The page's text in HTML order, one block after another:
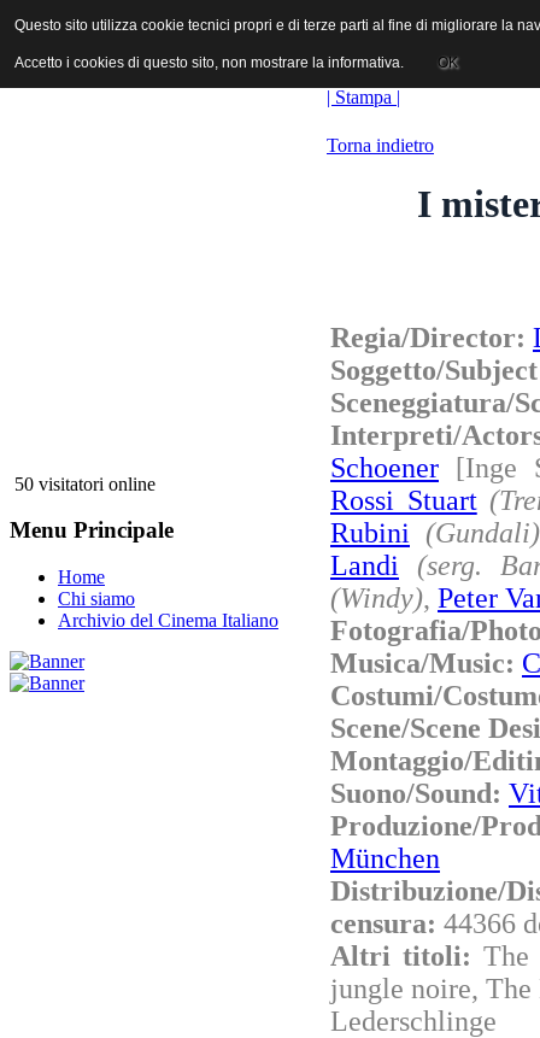
ANICA | Associazione Nazionale Industrie Cinematografiche
50 visitatori online
Menu Principale
Home
Chi siamo
Archivio del Cinema Italiano
| Stampa |
Torna indietro
I
Regia/Director:
Soggetto/
Sceneggiatura/
Interpreti/
Schoener [Inge
Rossi Stuart
Rubini
(Gundali)
Landi
(serg.
(Windy), Peter
Fotografia/
Musica/Music:
Costumi/
Scene/Scene
Montaggio/
Suono/Sound:
Produzione/
München
Distribuzione/
censura: 44366
Altri titoli: The
jungle noire,
Lederschlinge
Questo sito utilizza cookie tecnici propri e di terze parti al fine di migliorare la
Accetto i cookies di questo sito, non mostrare la informativa. OK
Questo sito utilizza cookie tecnici propri e di terze parti al fine di migliorare la
Accetto i cookies di questo sito, non mostrare la informativa. OK